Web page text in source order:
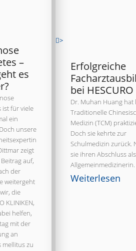
–
es
ist für viele
ein
unsere
zeigt
auf,
der
weitergeht
die
KLINIKEN,
helfen,
mit der
an
mellitus zu
>
Erfolgreiche
bei HESCURO
Dr. Muhan Huang hat
Traditionelle
Medizin (TCM)
Doch sie kehrte zur
Schulmedizin zurück.
sie ihren Abschluss als
Allgemeinmedizinerin.
Weiterlesen